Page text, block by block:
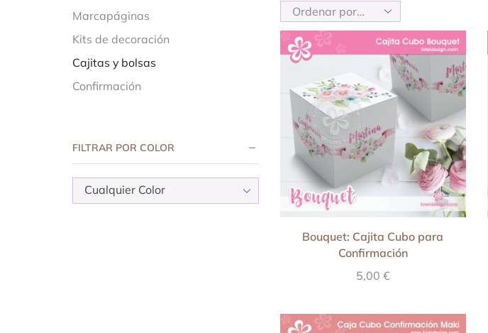
Bouquet: Cajita Cubo para
Confirmación
5,00 €
Marcapáginas
Kits de decoración
Cajitas y bolsas
Confirmación
FILTRAR POR COLOR
Cualquier Color